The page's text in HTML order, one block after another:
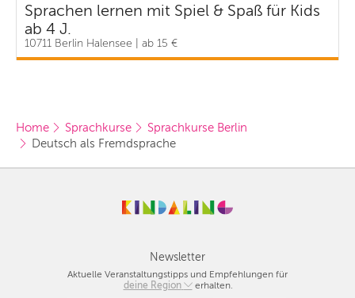
Sprachen lernen mit Spiel & Spaß für Kids
ab 4 J.
10711 Berlin Halensee | ab 15 €
Home Sprachkurse
Sprachkurse Berlin
Deutsch als Fremdsprache
Newsletter
Aktuelle Veranstaltungstipps und Empfehlungen für
deine Region
Berlin
erhalten.